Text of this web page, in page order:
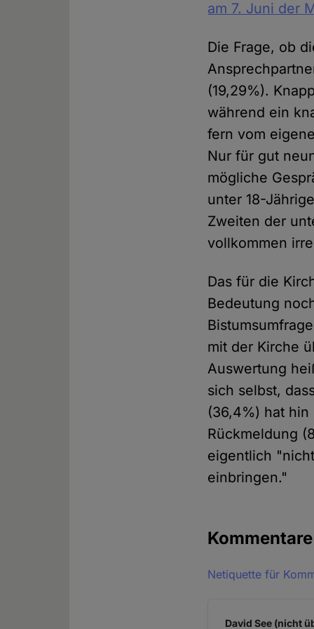
am 7. Juni der
Die Frage, ob
(19,29%).
während ein
fern vom
Nur für gut
mögliche
unter 18-
Zweiten der
vollkommen
Das für die
Bedeutung
mit der Kirche
Auswertung
sich selbst,
(36,4%) hat
Rückmeldung
eigentlich
einbringen."
Kommentare
Netiquette für
David See (nicht